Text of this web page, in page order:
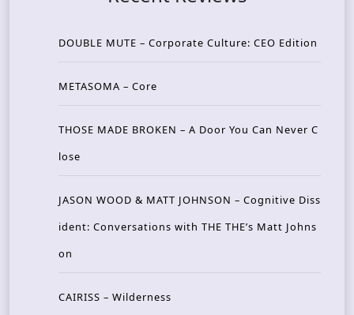
DOUBLE MUTE – Corporate Culture: CEO Edition
METASOMA – Core
THOSE MADE BROKEN – A Door You Can Never C
lose
JASON WOOD & MATT JOHNSON – Cognitive Diss
ident: Conversations with THE THE’s Matt Johns
on
CAIRISS – Wilderness